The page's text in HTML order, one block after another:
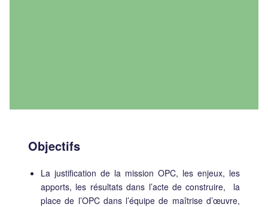
Objectifs
La justification de la mission OPC, les enjeux, les
apports, les résultats dans l’acte de construire, la
place de l’OPC dans l’équipe de maîtrise d’œuvre,